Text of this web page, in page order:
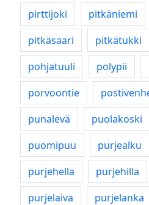
pirttijoki
pitkäniemi
pitkäsaari
pitkätukki
pohjatuuli
polypii
porvoontie
punalevä
puolakoski
puomipuu
purjealku
purjehella
purjehilla
purjelaiva
purjelanka